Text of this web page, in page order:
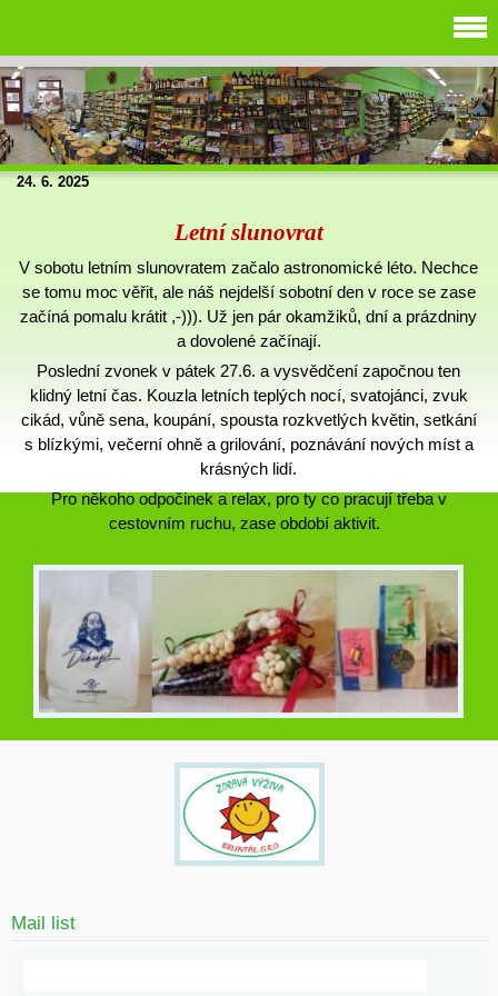
24. 6. 2025
Letní slunovrat
V sobotu letním slunovratem začalo astronomické léto. Nechce
se tomu moc věřit, ale náš nejdelší sobotní den v roce se zase
začíná pomalu krátit ,-))). Už jen pár okamžiků, dní a prázdniny
a dovolené začínají.
Poslední zvonek v pátek 27.6. a vysvědčení započnou ten
klidný letní čas. Kouzla letních teplých nocí, svatojánci, zvuk
cikád, vůně sena, koupání, spousta rozkvetlých květin, setkání
s blízkými, večerní ohně a grilování, poznávání nových míst a
krásných lidí.
Pro někoho odpočinek a relax, pro ty co pracují třeba v
cestovním ruchu, zase období aktivit.
Mail list